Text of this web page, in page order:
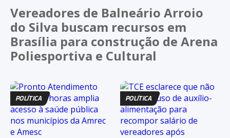
Vereadores de Balneário Arroio
do Silva buscam recursos em
Brasília para construção de Arena
Poliesportiva e Cultural
POLÍTICA POLÍTICA